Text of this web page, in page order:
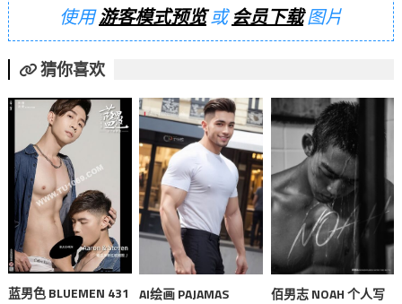
使用游客模式预览或会员下载图片
猜你喜欢
蓝男色 BLUEMEN 431 AI绘画 PAJAMAS
佰男志 NOAH 个人写